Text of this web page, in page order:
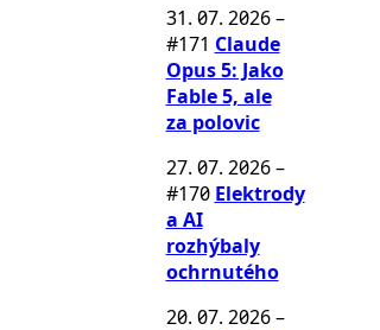
31. 07. 2026–
#171 Claude
Opus 5: Jako
Fable 5, ale
za polovic
27. 07. 2026–
#170 Elektrody
a AI
rozhýbaly
ochrnutého
20. 07. 2026–